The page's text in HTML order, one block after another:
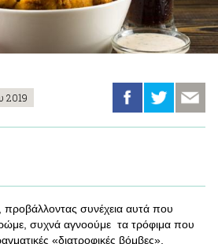
2019
συνέχεια αυτά που
συχνά αγνοούμε τα τρόφιμα που
«διατροφικές βόμβες»,